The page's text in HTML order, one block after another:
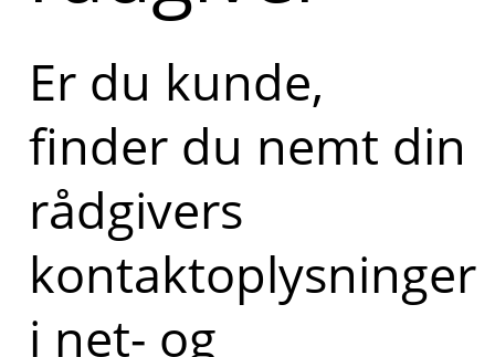
Er du kunde,
finder du nemt din
rådgivers
kontaktoplysninger
i net- og